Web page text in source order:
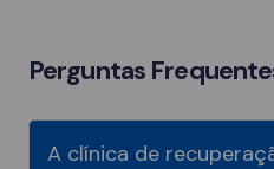
Perguntas
A clínica de